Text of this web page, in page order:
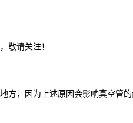
敬请关注！
，因为上述原因会影响真空管的